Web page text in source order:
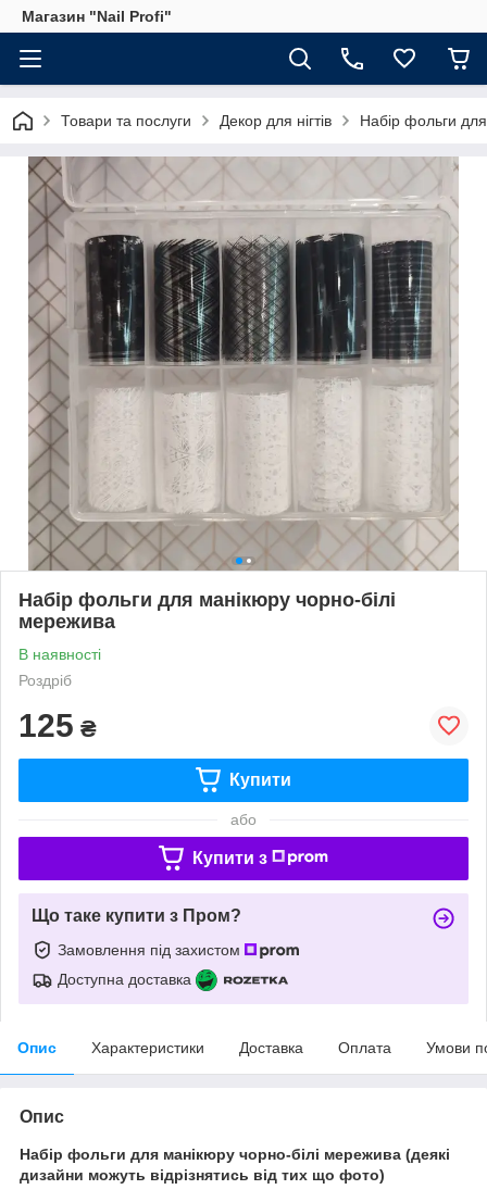
Магазин "Nail Profi"
Товари та послуги Декор для нігтів Набір фольги
Набір фольги для манікюру чорно-білі
мережива
В наявності
Роздріб
125 ₴
Купити
або
Купити з
Що таке купити з Пром?
Замовлення під захистом
Доступна доставка
Опис Характеристики Доставка Оплата Умови
Опис
Набір фольги для манікюру чорно-білі мережива (деякі
дизайни можуть відрізнятись від тих що фото)